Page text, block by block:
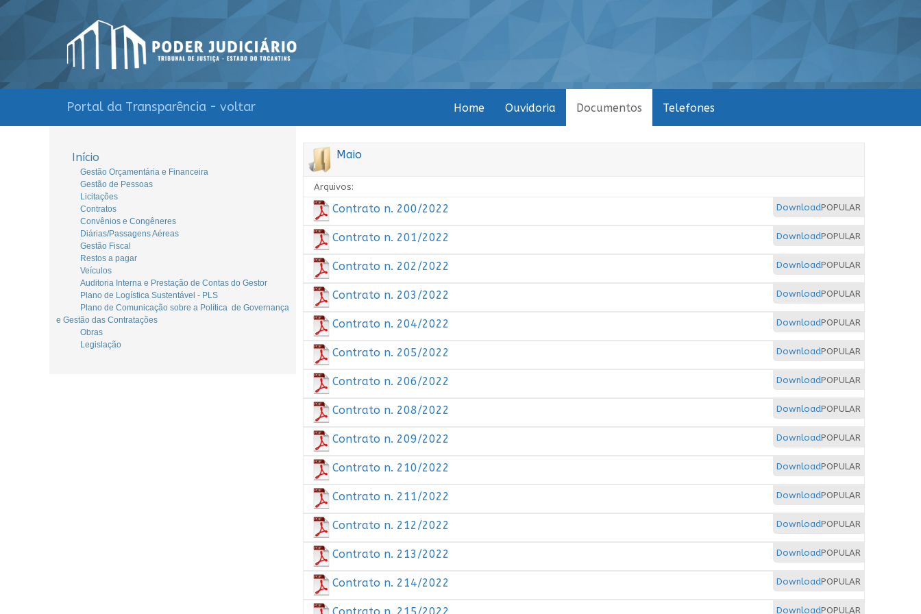
Portal da Transparência - voltar Home Ouvidoria Documentos Telefones
Início
Gestão Orçamentária e Financeira
Gestão de Pessoas
Licitações
Contratos
Convênios e Congêneres
Diárias/Passagens Aéreas
Gestão Fiscal
Restos a pagar
Veículos
Auditoria Interna e Prestação de Contas do Gestor
Plano de Logística Sustentável - PLS
Plano de Comunicação sobre a Política de Governança
e Gestão das Contratações
Obras
Legislação
Maio
Arquivos:
POPULAR
Download
Contrato n. 200/2022
POPULAR
Download
Contrato n. 201/2022
POPULAR
Download
Contrato n. 202/2022
POPULAR
Download
Contrato n. 203/2022
POPULAR
Download
Contrato n. 204/2022
POPULAR
Download
Contrato n. 205/2022
POPULAR
Download
Contrato n. 206/2022
POPULAR
Download
Contrato n. 208/2022
POPULAR
Download
Contrato n. 209/2022
POPULAR
Download
Contrato n. 210/2022
POPULAR
Download
Contrato n. 211/2022
POPULAR
Download
Contrato n. 212/2022
POPULAR
Download
Contrato n. 213/2022
POPULAR
Download
Contrato n. 214/2022
POPULAR
Download